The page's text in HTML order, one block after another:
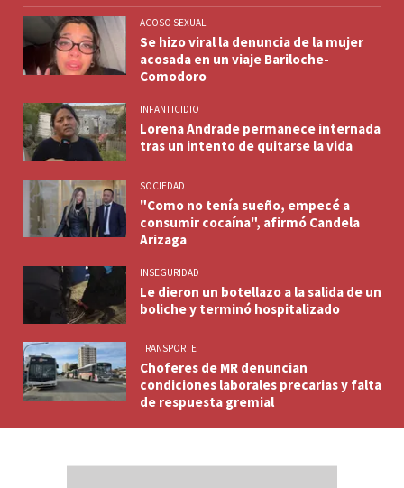
ACOSO SEXUAL
Se hizo viral la denuncia de la mujer
acosada en un viaje Bariloche-
Comodoro
INFANTICIDIO
Lorena Andrade permanece internada
tras un intento de quitarse la vida
SOCIEDAD
"Como no tenía sueño, empecé a
consumir cocaína", afirmó Candela
Arizaga
INSEGURIDAD
Le dieron un botellazo a la salida de un
boliche y terminó hospitalizado
TRANSPORTE
Choferes de MR denuncian
condiciones laborales precarias y falta
de respuesta gremial